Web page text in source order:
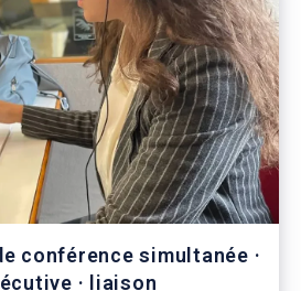
conférence simultanée ·
· liaison